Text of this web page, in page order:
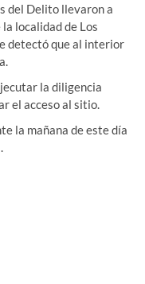
del Delito llevaron a
localidad de Los
detectó que al interior
la diligencia
el acceso al sitio.
la mañana de este día